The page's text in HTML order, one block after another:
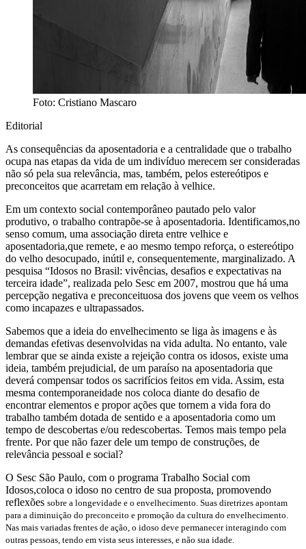
Foto: Cristiano Mascaro
Editorial
As consequências da aposentadoria e a centralidade que o trabalho
ocupa nas etapas da vida de um indivíduo merecem ser consideradas
não só pela sua relevância, mas, também, pelos estereótipos e
preconceitos que acarretam em relação à velhice.
Em um contexto social contemporâneo pautado pelo valor
produtivo, o trabalho contrapõe-se à aposentadoria. Identificamos,no
senso comum, uma associação direta entre velhice e
aposentadoria,que remete, e ao mesmo tempo reforça, o estereótipo
do velho desocupado, inútil e, consequentemente, marginalizado. A
pesquisa “Idosos no Brasil: vivências, desafios e expectativas na
terceira idade”, realizada pelo Sesc em 2007, mostrou que há uma
percepção negativa e preconceituosa dos jovens que veem os velhos
como incapazes e ultrapassados.
Sabemos que a ideia do envelhecimento se liga às imagens e às
demandas efetivas desenvolvidas na vida adulta. No entanto, vale
lembrar que se ainda existe a rejeição contra os idosos, existe uma
ideia, também prejudicial, de um paraíso na aposentadoria que
deverá compensar todos os sacrifícios feitos em vida. Assim, esta
mesma contemporaneidade nos coloca diante do desafio de
encontrar elementos e propor ações que tornem a vida fora do
trabalho também dotada de sentido e a aposentadoria como um
tempo de descobertas e/ou redescobertas. Temos mais tempo pela
frente. Por que não fazer dele um tempo de construções, de
relevância pessoal e social?
O Sesc São Paulo, com o programa Trabalho Social com
Idosos,coloca o idoso no centro de sua proposta, promovendo
reflexões sobre a longevidade e o envelhecimento. Suas diretrizes apontam
para a diminuição do preconceito e promoção da cultura do envelhecimento.
Nas mais variadas frentes de ação, o idoso deve permanecer interagindo com
outras pessoas, tendo em vista seus interesses, e não sua idade.